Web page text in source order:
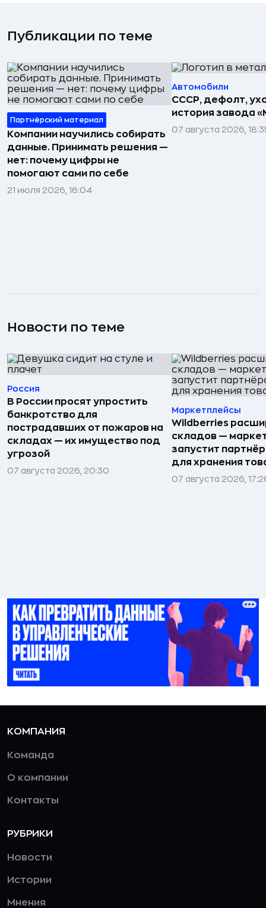
Публикации по теме
Партнёрский материал
Компании научились собирать
данные. Принимать решения —
нет: почему цифры не
помогают сами по себе
21 июля 2026, 16:04
Автомобили
СССР, дефолт,
история завода
07 августа 2026,
Новости по теме
Россия
В России просят упростить
банкротство для
пострадавших от пожаров на
складах — их имущество под
угрозой
07 августа 2026, 20:30
Маркетплейсы
Wildberries
складов —
запустит
для хранения
07 августа 2026,
КОМПАНИЯ
Команда
О компании
Контакты
РУБРИКИ
Новости
Истории
Мнения